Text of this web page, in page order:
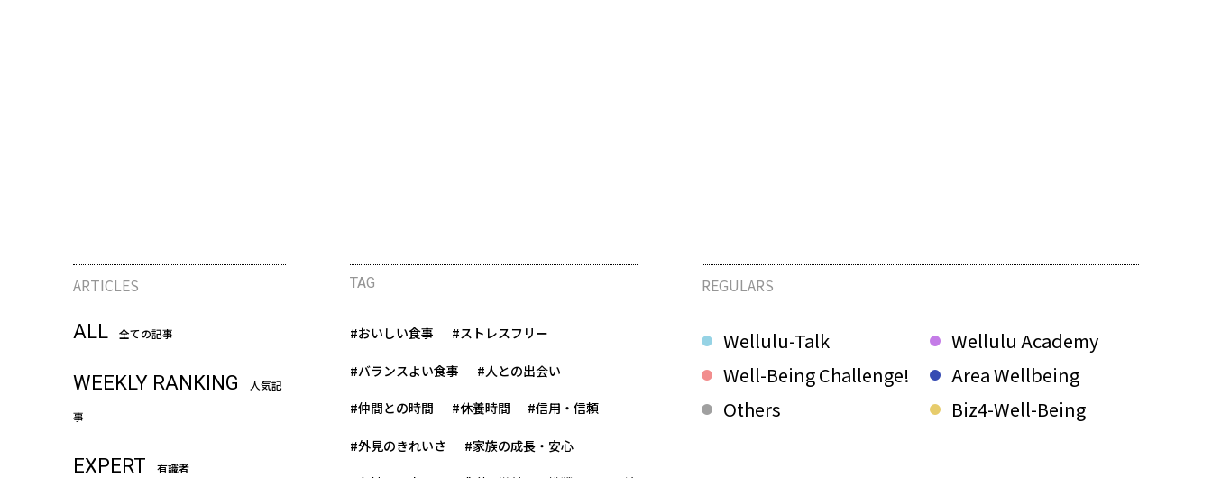
ARTICLES
ALL 全ての記事
WEEKLY RANKING 人気記
事
EXPERT 有識者
TAG
#おいしい食事 #ストレスフリー
#バランスよい食事 #人との出会い
#仲間との時間 #休養時間 #信用・信頼
#外見のきれいさ #家族の成長・安心
REGULARS
Wellulu-Talk
Well-Being Challenge!
Biz4-Well-Being
Wellulu Academy
Area Wellbeing
Others